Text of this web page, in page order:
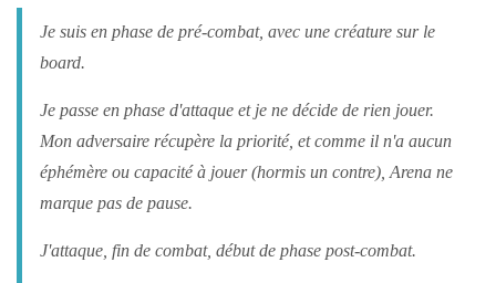
Je suis en phase de pré-combat, avec une créature sur le
board.
Je passe en phase d'attaque et je ne décide de rien jouer.
Mon adversaire récupère la priorité, et comme il n'a aucun
éphémère ou capacité à jouer (hormis un contre), Arena ne
marque pas de pause.
J'attaque, fin de combat, début de phase post-combat.